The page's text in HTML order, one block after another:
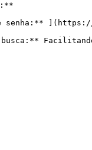
](https://
Facilitando